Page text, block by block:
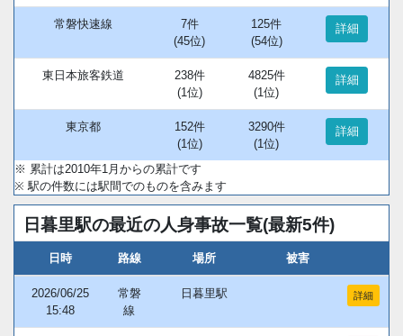
常磐快速線
7件
(45位)
125件
(54位)
詳細
東日本旅客鉄道
238件
(1位)
4825件
(1位)
詳細
東京都
152件
(1位)
3290件
(1位)
詳細
※ 累計は2010年1月からの累計です
※ 駅の件数には駅間でのものを含みます
日暮里駅の最近の人身事故一覧(最新5件)
日時 路線 場所 被害
2026/06/25
15:48
常磐
線
日暮里駅 詳細